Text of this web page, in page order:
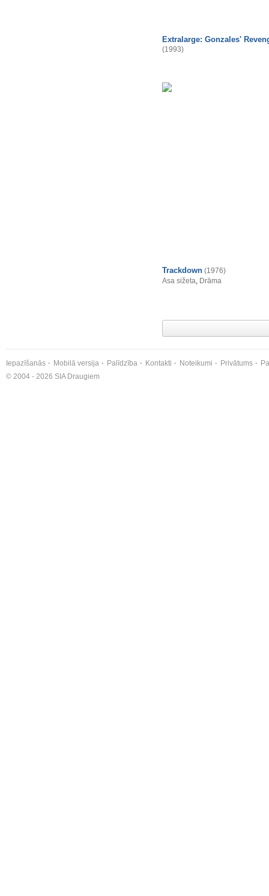
Extralarge: Gonzales'
(1993)
Trackdown (1976)
Asa sižeta, Drāma
Iepazīšanās Mobilā versija Palīdzība Kontakti Noteikumi Privātums
© 2004 - 2026 SIA Draugiem